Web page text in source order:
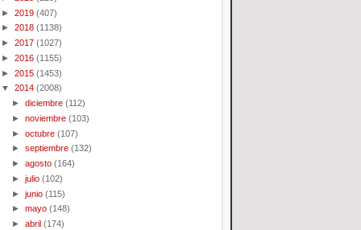
► 2019 (407)
► 2018 (1138)
► 2017 (1027)
► 2016 (1155)
► 2015 (1453)
▼ 2014 (2008)
►diciembre (112)
►noviembre (103)
►octubre (107)
►septiembre (132)
►agosto (164)
►julio (102)
►junio (115)
►mayo (148)
►abril (174)